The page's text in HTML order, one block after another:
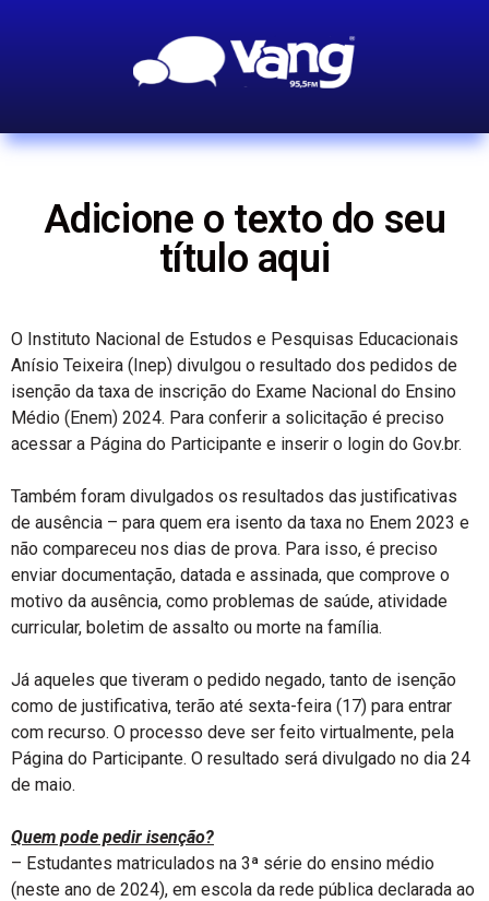
Adicione o texto do seu
título aqui
O Instituto Nacional de Estudos e Pesquisas Educacionais
Anísio Teixeira (Inep) divulgou o resultado dos pedidos de
isenção da taxa de inscrição do Exame Nacional do Ensino
Médio (Enem) 2024. Para conferir a solicitação é preciso
acessar a Página do Participante e inserir o login do Gov.br.
Também foram divulgados os resultados das justificativas
de ausência – para quem era isento da taxa no Enem 2023 e
não compareceu nos dias de prova. Para isso, é preciso
enviar documentação, datada e assinada, que comprove o
motivo da ausência, como problemas de saúde, atividade
curricular, boletim de assalto ou morte na família.
Já aqueles que tiveram o pedido negado, tanto de isenção
como de justificativa, terão até sexta-feira (17) para entrar
com recurso. O processo deve ser feito virtualmente, pela
Página do Participante. O resultado será divulgado no dia 24
de maio.
Quem pode pedir isenção?
– Estudantes matriculados na 3ª série do ensino médio
(neste ano de 2024), em escola da rede pública declarada ao